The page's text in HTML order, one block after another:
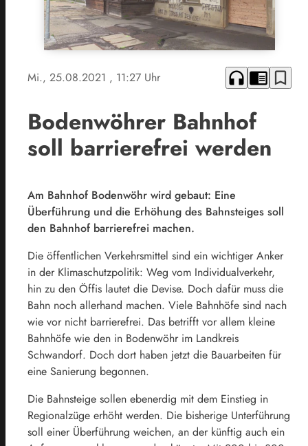
Mi., 25.08.2021 , 11:27 Uhr headphones chrome_reader_mode bookmark_border
Bodenwöhrer Bahnhof
soll barrierefrei werden
Am Bahnhof Bodenwöhr wird gebaut: Eine
Überführung und die Erhöhung des Bahnsteiges soll
den Bahnhof barrierefrei machen.
Die öffentlichen Verkehrsmittel sind ein wichtiger Anker
in der Klimaschutzpolitik: Weg vom Individualverkehr,
hin zu den Öffis lautet die Devise. Doch dafür muss die
Bahn noch allerhand machen. Viele Bahnhöfe sind nach
wie vor nicht barrierefrei. Das betrifft vor allem kleine
Bahnhöfe wie den in Bodenwöhr im Landkreis
Schwandorf. Doch dort haben jetzt die Bauarbeiten für
eine Sanierung begonnen.
Die Bahnsteige sollen ebenerdig mit dem Einstieg in
Regionalzüge erhöht werden. Die bisherige Unterführung
soll einer Überführung weichen, an der künftig auch ein